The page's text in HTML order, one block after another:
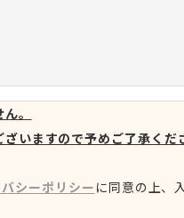
。
いますので予めご了承くだ
シーポリシー に同意の上、